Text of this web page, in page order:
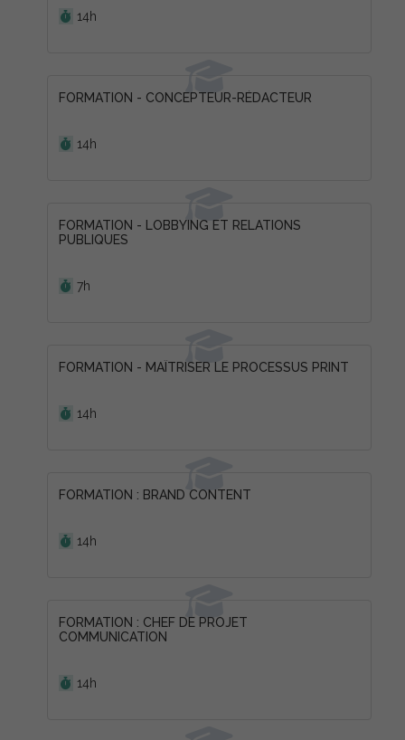
14h
FORMATION - CONCEPTEUR-RÉDACTEUR
14h
FORMATION - LOBBYING ET RELATIONS
PUBLIQUES
7h
FORMATION - MAÎTRISER LE PROCESSUS PRINT
14h
FORMATION : BRAND CONTENT
14h
FORMATION : CHEF DE PROJET
COMMUNICATION
14h